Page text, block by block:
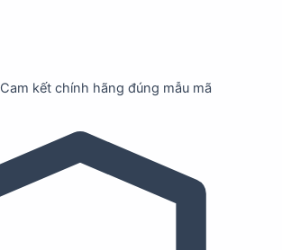
Cam kết chính hãng đúng mẫu mã